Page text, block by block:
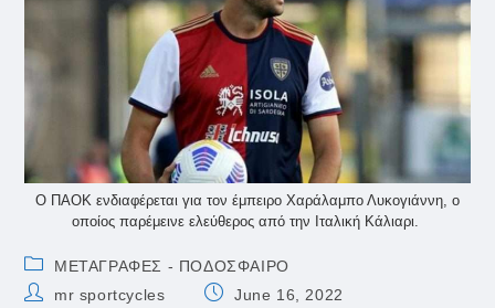
Ο ΠΑΟΚ ενδιαφέρεται για τον έμπειρο Χαράλαμπο Λυκογιάννη, ο
οποίος παρέμεινε ελεύθερος από την Ιταλική Κάλιαρι.
Post
category:
ΜΕΤΑΓΡΑΦΕΣ - ΠΟΔΟΣΦΑΙΡΟ
Postmr sportcycles
PostJune 16, 2022